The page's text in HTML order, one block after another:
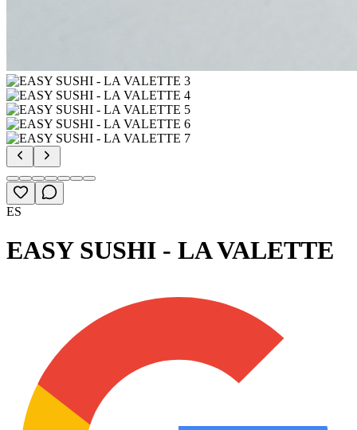
ES
EASY SUSHI - LA VALETTE